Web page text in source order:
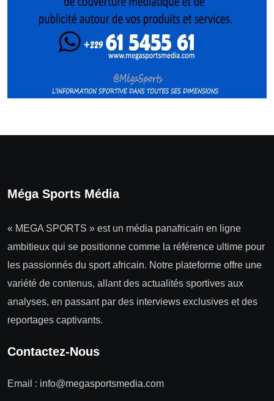
Méga Sports Média
« MEGA SPORTS » est un média panafricain en ligne
ambitieux qui se positionne comme la référence ultime pour
les passionnés du sport africain. Notre plateforme offre une
variété de contenus, allant des actualités sportives aux
analyses, en passant par des interviews exclusives et des
reportages captivants.
Contactez-Nous
Email : info@megasportsmedia.com